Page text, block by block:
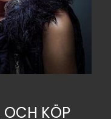
OCH KÖP